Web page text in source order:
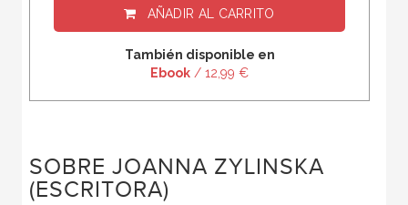
AÑADIR AL CARRITO
También disponible en
Ebook / 12,99 €
SOBRE JOANNA ZYLINSKA
(ESCRITORA)